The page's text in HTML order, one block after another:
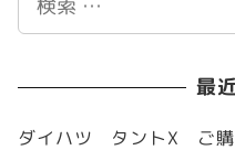
索
最
ダイハツ タントX ご購